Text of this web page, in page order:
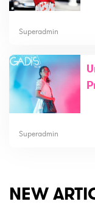
Superadmin
Superadmin
NEW